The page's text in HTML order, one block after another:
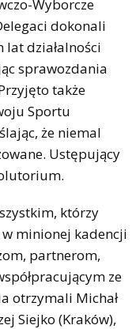
Wyborcze
dokonali
działalności
sprawozdania
także
Sportu
że niemal
Ustępujący
którzy
minionej kadencji
partnerom,
ze
otrzymali Michał
Siejko (Kraków),